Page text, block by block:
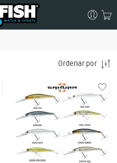
Ordenar por